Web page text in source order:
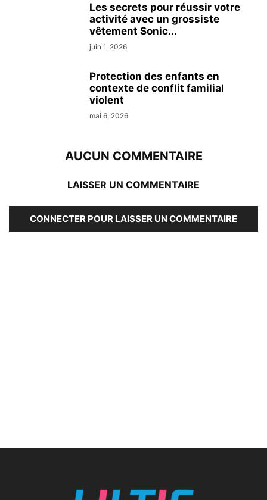
Les secrets pour réussir votre
activité avec un grossiste
vêtement Sonic...
juin 1, 2026
Protection des enfants en
contexte de conflit familial
violent
mai 6, 2026
AUCUN COMMENTAIRE
LAISSER UN COMMENTAIRE
CONNECTER POUR LAISSER UN COMMENTAIRE